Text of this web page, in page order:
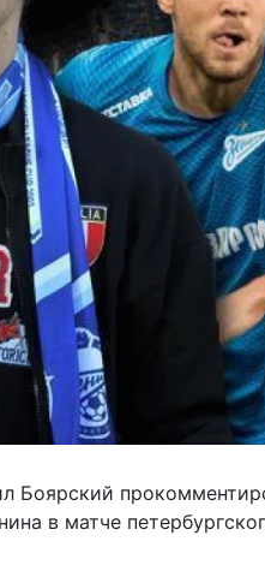
Боярский
в матче